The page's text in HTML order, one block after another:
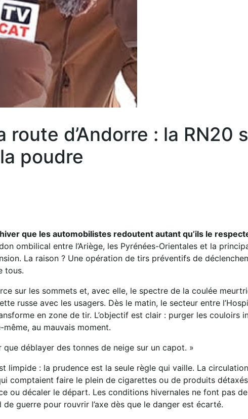
route d’Andorre : la RN20
poudre
que les automobilistes redoutent autant qu’ils le
ombilical entre l’Ariège, les Pyrénées-Orientales et la
La raison ? Une opération de tirs préventifs de
tous.
sur les sommets et, avec elle, le spectre de la coulée
russe avec les usagers. Dès le matin, le secteur entre
en zone de tir. L’objectif est clair : purger les couloirs
même, au mauvais moment.
que déblayer des tonnes de neige sur un capot. »
limpide : la prudence est la seule règle qui vaille. La
comptaient faire le plein de cigarettes ou de produits
ou décaler le départ. Les conditions hivernales ne font pas
guerre pour rouvrir l’axe dès que le danger est écarté.